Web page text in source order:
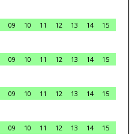
09 10 11 12 13 14
15
09 10 11 12 13 14
15
09 10 11 12 13 14
15
09 10 11 12 13 14
15